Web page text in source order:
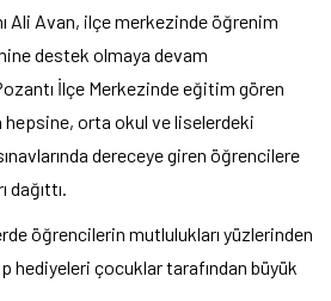
Ali Avan, ilçe merkezinde öğrenim
destek olmaya devam
İlçe Merkezinde eğitim gören
orta okul ve liselerdeki
dereceye giren öğrencilere
öğrencilerin mutlulukları yüzlerinden
hediyeleri çocuklar tarafından büyük